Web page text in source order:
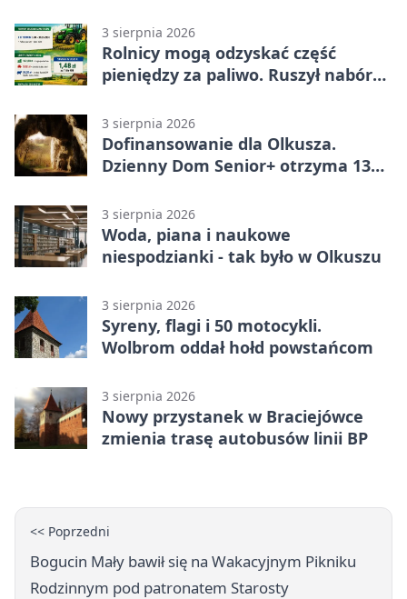
3 sierpnia 2026
Rolnicy mogą odzyskać część
pieniędzy za paliwo. Ruszył nabór
3 sierpnia 2026
Dofinansowanie dla Olkusza.
Dzienny Dom Senior+ otrzyma 134
3 sierpnia 2026
Woda, piana i naukowe
niespodzianki - tak było w Olkuszu
3 sierpnia 2026
Syreny, flagi i 50 motocykli.
Wolbrom oddał hołd powstańcom
3 sierpnia 2026
Nowy przystanek w Braciejówce
zmienia trasę autobusów linii BP
<< Poprzedni
Bogucin Mały bawił się na Wakacyjnym Pikniku
Rodzinnym pod patronatem Starosty